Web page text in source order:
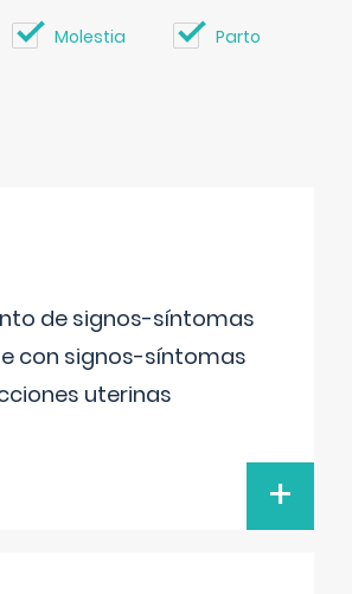
Molestia Parto
de signos-síntomas
con signos-síntomas
uterinas
+